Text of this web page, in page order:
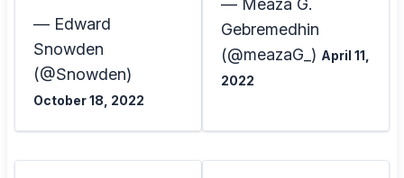
— Edward
Snowden
(@Snowden)
October 18, 2022
— Meaza G.
Gebremedhin
(@meazaG_) April 11,
2022